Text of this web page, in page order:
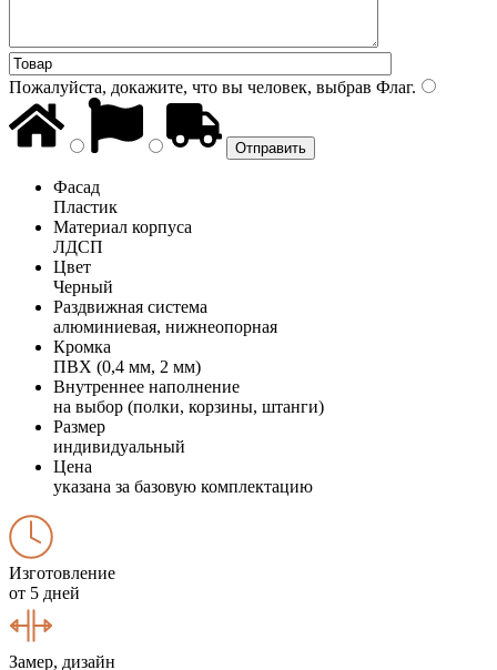
Пожалуйста, докажите, что вы человек, выбрав Флаг.
Фасад
Пластик
Материал корпуса
ЛДСП
Цвет
Черный
Раздвижная система
алюминиевая, нижнеопорная
Кромка
ПВХ (0,4 мм, 2 мм)
Внутреннее наполнение
на выбор (полки, корзины, штанги)
Размер
индивидуальный
Цена
указана за базовую комплектацию
Изготовление
от 5 дней
Замер, дизайн